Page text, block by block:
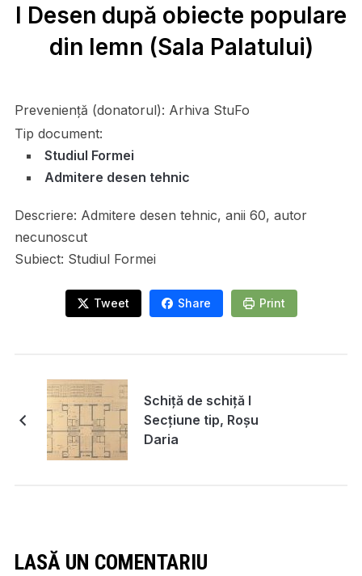
I Desen după obiecte populare
din lemn (Sala Palatului)
Preveniență (donatorul): Arhiva StuFo
Tip document:
Studiul Formei
Admitere desen tehnic
Descriere: Admitere desen tehnic, anii 60, autor
necunoscut
Subiect: Studiul Formei
Tweet Share Print
Schiță de schiță I
Secțiune tip, Roșu
Daria
LASĂ UN COMENTARIU